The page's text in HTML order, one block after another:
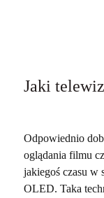
Jaki
Odpowiednio
oglądania filmu
jakiegoś czasu w
OLED. Taka